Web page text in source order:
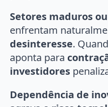
Setores maduros
enfrentam
desinteresse.
aponta para
investidores
Dependência de